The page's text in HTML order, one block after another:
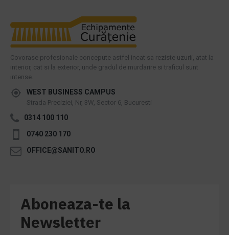
Covorase profesionale concepute astfel incat sa reziste uzurii, atat la
interior, cat si la exterior, unde gradul de murdarire si traficul sunt
intense.
WEST BUSINESS CAMPUS
Strada Preciziei, Nr, 3W, Sector 6, Bucuresti
0314 100 110
0740 230 170
OFFICE@SANITO.RO
Aboneaza-te la
Newsletter